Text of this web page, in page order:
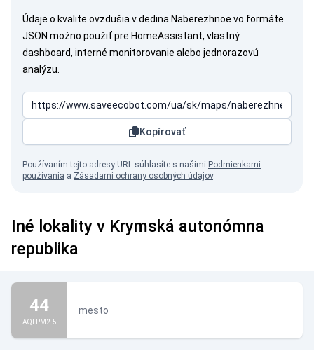
Údaje o kvalite ovzdušia v dedina Naberezhnoe vo formáte
JSON možno použiť pre HomeAssistant, vlastný
dashboard, interné monitorovanie alebo jednorazovú
analýzu.
Kopírovať
Používaním tejto adresy URL súhlasíte s našimi Podmienkami
používania a Zásadami ochrany osobných údajov.
Iné lokality v Krymská autonómna
republika
44
AQI PM2.5
mesto